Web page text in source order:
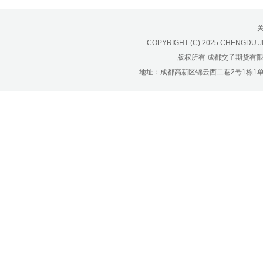
COPYRIGHT (C) 2025 CHENGDU
版权所有 成都交子期货有
地址：成都高新区锦云西二巷2号1栋1